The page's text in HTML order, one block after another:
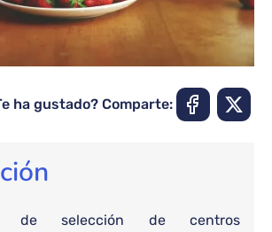
ha gustado? Comparte:
de selección de centros